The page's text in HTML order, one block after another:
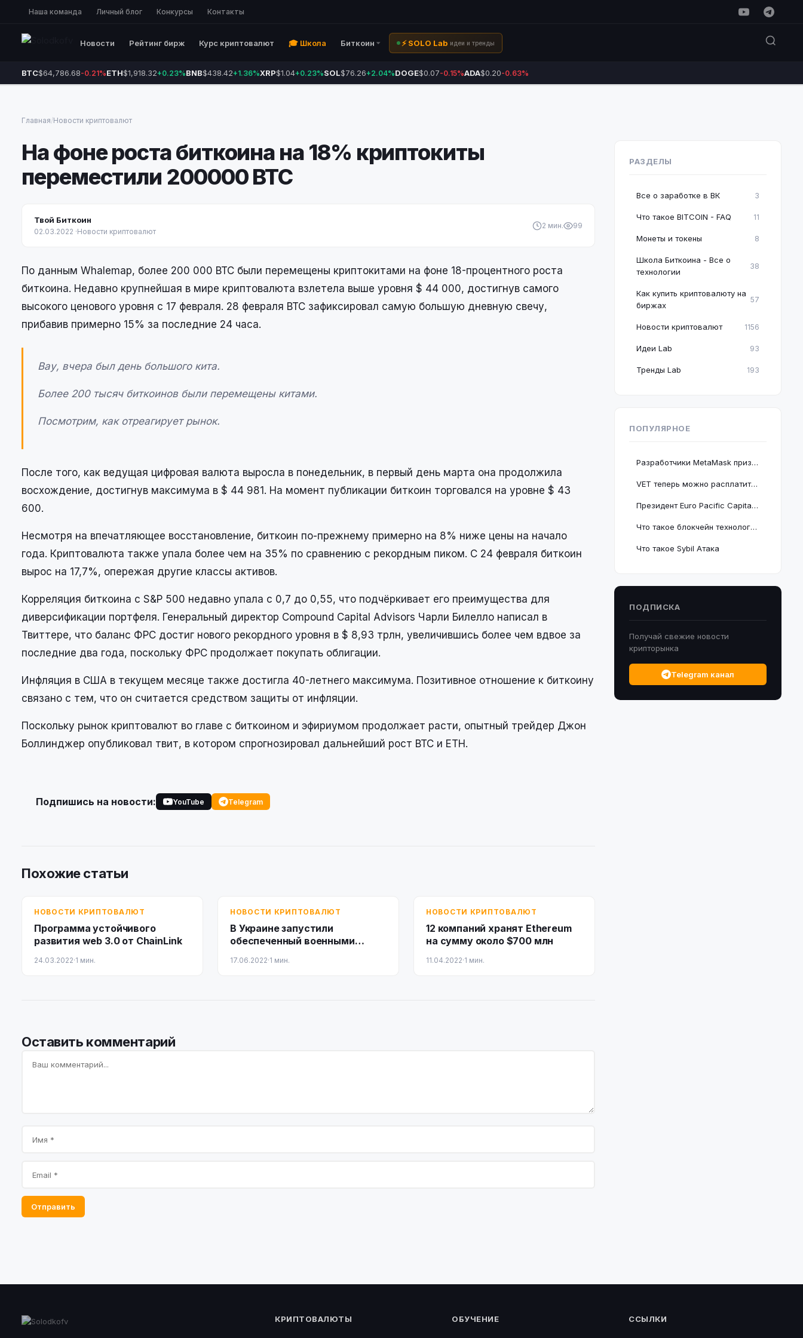
Наша команда Личный блог Конкурсы Контакты
Новости Рейтинг бирж Курс криптовалют 🎓 Школа Биткоин ⚡ SOLO Lab идеи и тренды
BTC$64,786.68-0.21%ETH$1,918.32+0.23%BNB$438.42+1.36%XRP$1.04+0.23%SOL$76.26+2.04%DOGE$0.07-0.15%ADA$0.20-0.63%
Главная/Новости криптовалют
На фоне роста биткоина на 18% криптокиты
переместили 200000 BTC
Твой Биткоин
02.03.2022 ·Новости криптовалют
2 мин. 99
По данным Whalemap, более 200 000 BTC были перемещены криптокитами на фоне 18-процентного роста
биткоина. Недавно крупнейшая в мире криптовалюта взлетела выше уровня $ 44 000, достигнув самого
высокого ценового уровня с 17 февраля. 28 февраля BTC зафиксировал самую большую дневную свечу,
прибавив примерно 15% за последние 24 часа.
Вау, вчера был день большого кита.
Более 200 тысяч биткоинов были перемещены китами.
Посмотрим, как отреагирует рынок.
После того, как ведущая цифровая валюта выросла в понедельник, в первый день марта она продолжила
восхождение, достигнув максимума в $ 44 981. На момент публикации биткоин торговался на уровне $ 43
600.
Несмотря на впечатляющее восстановление, биткоин по-прежнему примерно на 8% ниже цены на начало
года. Криптовалюта также упала более чем на 35% по сравнению с рекордным пиком. С 24 февраля биткоин
вырос на 17,7%, опережая другие классы активов.
Корреляция биткоина с S&P 500 недавно упала с 0,7 до 0,55, что подчёркивает его преимущества для
диверсификации портфеля. Генеральный директор Compound Capital Advisors Чарли Билелло написал в
Твиттере, что баланс ФРС достиг нового рекордного уровня в $ 8,93 трлн, увеличившись более чем вдвое за
последние два года, поскольку ФРС продолжает покупать облигации.
Инфляция в США в текущем месяце также достигла 40-летнего максимума. Позитивное отношение к биткоину
связано с тем, что он считается средством защиты от инфляции.
Поскольку рынок криптовалют во главе с биткоином и эфириумом продолжает расти, опытный трейдер Джон
Боллинджер опубликовал твит, в котором спрогнозировал дальнейший рост BTC и ETH.
Подпишись на новости: YouTube Telegram
Похожие статьи
НОВОСТИ КРИПТОВАЛЮТ
Программа устойчивого
развития web 3.0 от ChainLink
24.03.2022·1 мин.
НОВОСТИ КРИПТОВАЛЮТ
В Украине запустили
обеспеченный военными
17.06.2022·1 мин.
НОВОСТИ КРИПТОВАЛЮТ
12 кoмпaний xpaнят Ethereum
нa cумму oкoлo $700 млн
11.04.2022·1 мин.
Оставить комментарий
Отправить
РАЗДЕЛЫ
Все о заработке в ВК 3
Что такое BITCOIN - FAQ 11
Монеты и токены 8
Школа Биткоина - Все о
технологии
38
Как купить криптовалюту на
биржах
57
Новости криптовалют 1156
Идеи Lab 93
Тренды Lab 193
ПОПУЛЯРНОЕ
Разработчики MetaMask призвали пользователей срочно обновить браузер Google Chrome
VET теперь можно расплатиться в 2 миллионах магазинов, проект подключается к BNB Chain
Президент Euro Pacific Capital заявил, что крах криптовалютного рынка полезен для экономики
Что такое блокчейн технология: принцип работы и краткое руководство
Что такое Sybil Атака
ПОДПИСКА
Получай свежие новости
крипторынка
Telegram канал
КРИПТОВАЛЮТЫ ОБУЧЕНИЕ ССЫЛКИ